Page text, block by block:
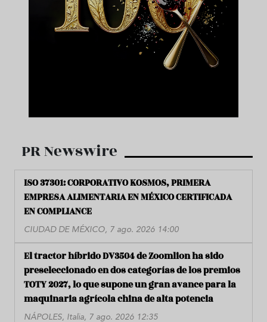
PR Newswire
ISO 37301: CORPORATIVO KOSMOS, PRIMERA
EMPRESA ALIMENTARIA EN MÉXICO CERTIFICADA
EN COMPLIANCE
CIUDAD DE MÉXICO, 7 ago. 2026 14:00
El tractor híbrido DV3504 de Zoomlion ha sido
preseleccionado en dos categorías de los premios
TOTY 2027, lo que supone un gran avance para la
maquinaria agrícola china de alta potencia
NÁPOLES, Italia, 7 ago. 2026 12:35